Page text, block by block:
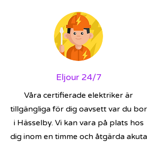
Eljour 24/7
Våra certifierade elektriker är
tillgängliga för dig oavsett var du bor
i Hässelby. Vi kan vara på plats hos
dig inom en timme och åtgärda akuta